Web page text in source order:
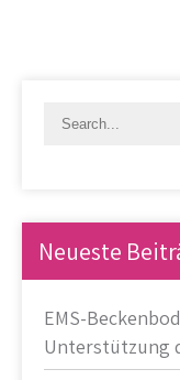
Neueste
EMS-
Unterstützung